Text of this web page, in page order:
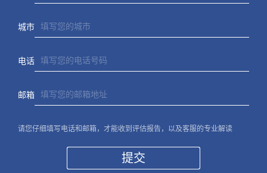
城市
电话
邮箱
请您仔细填写电话和邮箱，才能收到评估报告，以及客服的专业解读
提交